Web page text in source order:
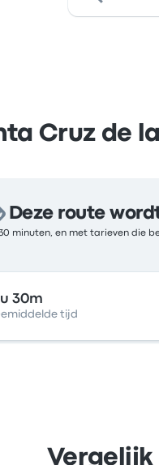
Cruz de
Deze route
minuten, en met tarieven die
30m
tijd